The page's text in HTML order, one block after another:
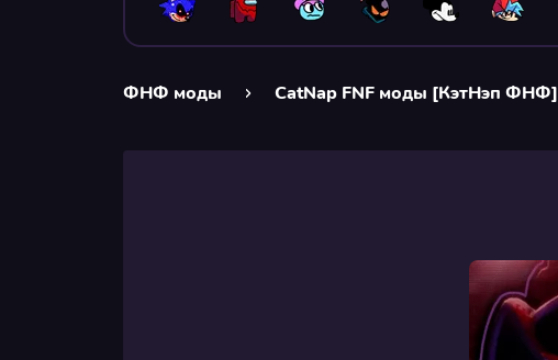
ФНФ моды CatNap FNF моды [КэтНэп ФНФ]